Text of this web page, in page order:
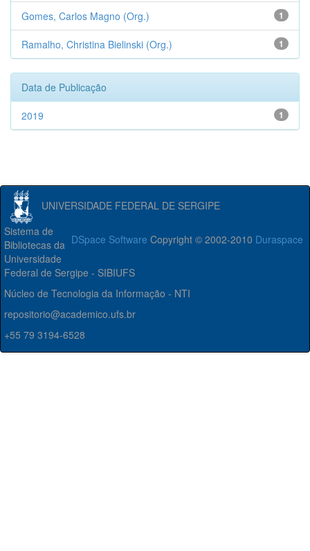
1
Gomes, Carlos Magno (Org.)
1
Ramalho, Christina Bielinski (Org.)
Data de Publicação
1
2019
UNIVERSIDADE FEDERAL DE SERGIPE
DSpace Software Copyright © 2002-2010 Duraspace
Sistema de
Bibliotecas da
Universidade
Federal de Sergipe - SIBIUFS
Núcleo de Tecnologia da Informação - NTI
repositorio@academico.ufs.br
+55 79 3194-6528